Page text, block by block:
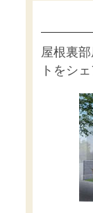
屋根裏
トをシ